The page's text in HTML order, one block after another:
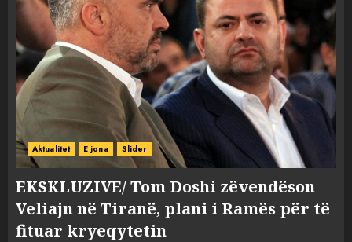
Aktualitet E jona Slider
EKSKLUZIVE/ Tom Doshi zëvendëson
Veliajn në Tiranë, plani i Ramës për të
fituar kryeqytetin